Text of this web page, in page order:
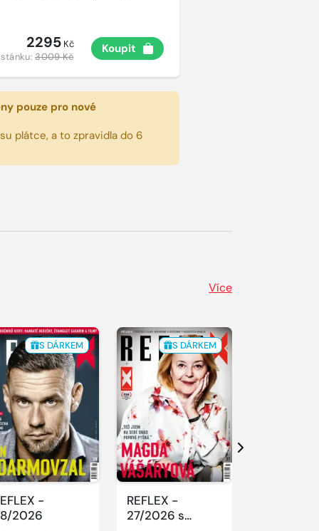
2295Kč
stánku:3009 Kč
Koupit
pouze pro nové
plátce, a to zpravidla do 6
Více
S DÁRKEM
-
2026
S DÁRKEM
REFLEX -
27/2026 s
Další